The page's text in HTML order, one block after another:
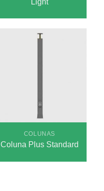
COLUNAS
Coluna Plus Standard